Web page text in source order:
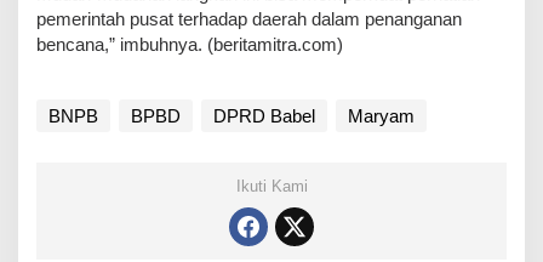
pemerintah pusat terhadap daerah dalam penanganan
bencana,” imbuhnya. (beritamitra.com)
BNPB BPBD DPRD Babel Maryam
Ikuti Kami